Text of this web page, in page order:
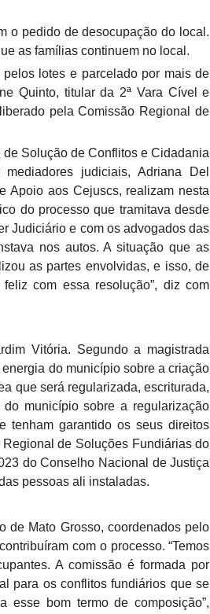
o pedido de desocupação do local.
as famílias continuem no local.
lotes e parcelado por mais de
Quinto, titular da 2ª Vara Cível e
pela Comissão Regional de
Solução de Conflitos e Cidadania
judiciais, Adriana Del
Apoio aos Cejuscs, realizam nesta
do processo que tramitava desde
Judiciário e com os advogados das
nos autos. A situação que as
as partes envolvidas, e isso, de
com essa resolução”, diz com
Vitória. Segundo a magistrada
do município sobre a criação
que será regularizada, escriturada,
município sobre a regularização
tenham garantido os seus direitos
de Soluções Fundiárias do
do Conselho Nacional de Justiça
pessoas ali instaladas.
de Mato Grosso, coordenados pelo
com o processo. “Temos
A comissão é formada por
para os conflitos fundiários que se
esse bom termo de composição”,